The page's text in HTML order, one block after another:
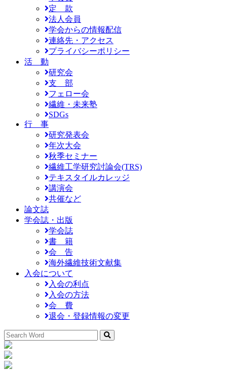
定 款
法人会員
学会からの情報配信
連絡先・アクセス
プライバシーポリシー
活 動
研究会
支 部
フェロー会
繊維・未来塾
SDGs
行 事
研究発表会
年次大会
秋季セミナー
繊維工学研究討論会(TRS)
テキスタイルカレッジ
講演会
共催など
論文誌
学会誌・出版
学会誌
書 籍
会 告
海外繊維技術文献集
入会について
入会の利点
入会の方法
会 費
退会・登録情報の変更